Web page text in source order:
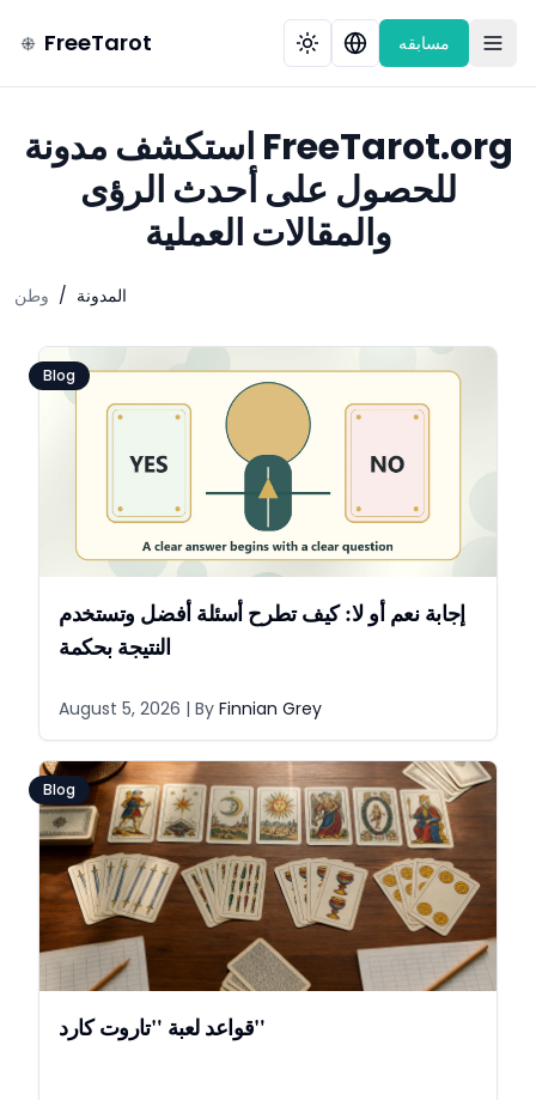
FreeTarot مسابقه
استكشف مدونة FreeTarot.org
للحصول على أحدث الرؤى
والمقالات العملية
وطن / المدونة
Blog
إجابة نعم أو لا: كيف تطرح أسئلة أفضل وتستخدم
النتيجة بحكمة
August 5, 2026 | By Finnian Grey
Blog
قواعد لعبة "تاروت كارد"